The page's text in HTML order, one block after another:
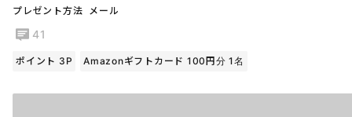
プレゼント方法
メール
41
ポイント 3P Amazonギフトカード 100円分 1名